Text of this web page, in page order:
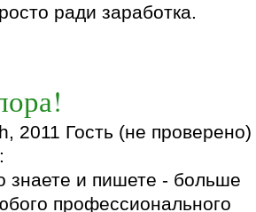
ради заработка.
2011 Гость (не проверено)
знаете и пишете - больше
профессионального